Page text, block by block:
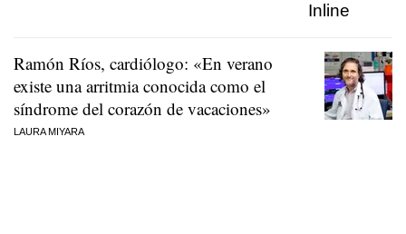
Ramón Ríos, cardiólogo: «En verano
existe una arritmia conocida como el
síndrome del corazón de vacaciones»
LAURA MIYARA